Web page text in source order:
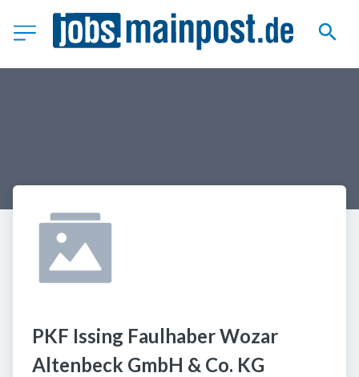
PKF Issing Faulhaber Wozar
Altenbeck GmbH & Co. KG